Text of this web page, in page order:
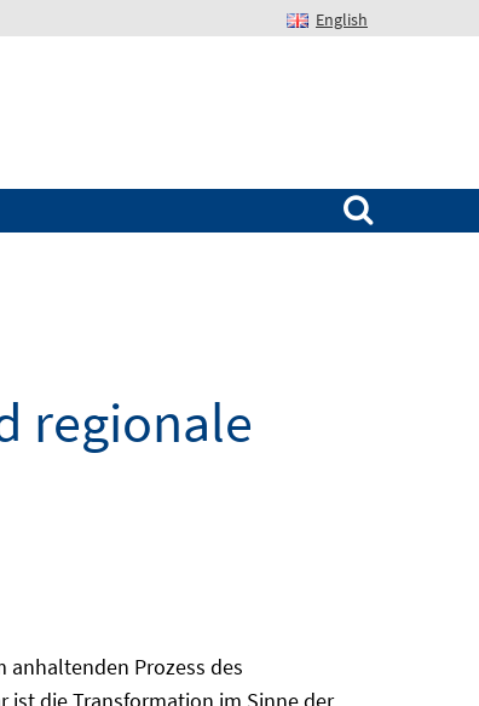
English
Suchen nach:
regionale
anhaltenden Prozess des